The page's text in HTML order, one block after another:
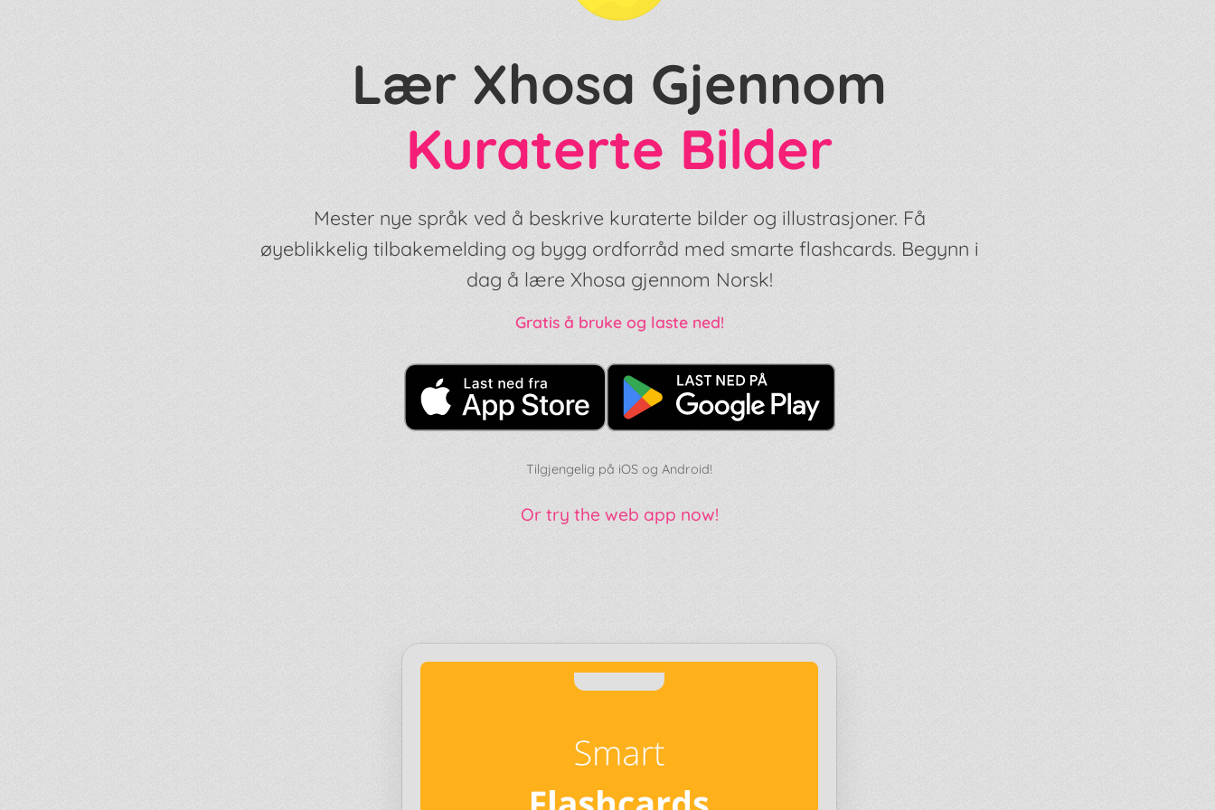
Lær Xhosa Gjennom
Kuraterte Bilder
Mester nye språk ved å beskrive kuraterte bilder og illustrasjoner. Få
øyeblikkelig tilbakemelding og bygg ordforråd med smarte flashcards. Begynn i
dag å lære Xhosa gjennom Norsk!
Gratis å bruke og laste ned!
Tilgjengelig på iOS og Android!
Or try the web app now!